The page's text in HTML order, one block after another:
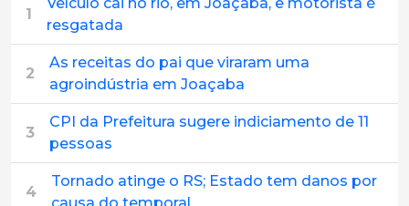
1
resgatada
2
As receitas do pai que viraram uma
agroindústria em Joaçaba
3
CPI da Prefeitura sugere indiciamento de 11
pessoas
4
Tornado atinge o RS; Estado tem danos por